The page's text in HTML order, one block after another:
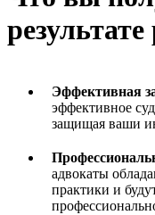
Эффективная
эффективное
защищая ваши
адвокаты
практики и